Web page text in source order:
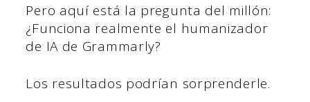
Pero aquí está la pregunta del millón:
¿Funciona realmente el humanizador
de IA de Grammarly?
Los resultados podrían sorprenderle.